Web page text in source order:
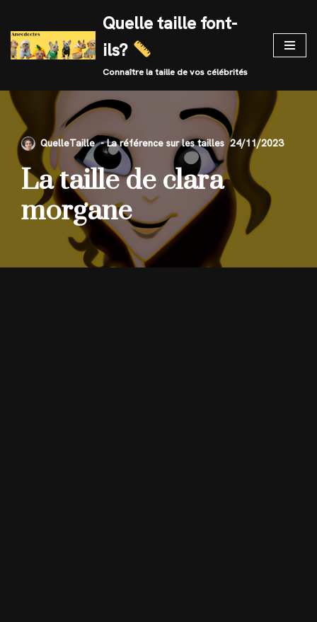
Skip
to
Quelle taille font-
ils?
Connaître la taille de vos célébrités
QuelleTaille 24/11/2023
La taille de clara
morgane